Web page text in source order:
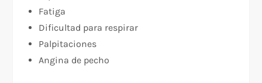
Fatiga
Dificultad para respirar
Palpitaciones
Angina de pecho